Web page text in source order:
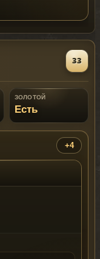
33
ЗОЛОТОЙ
Есть
+4